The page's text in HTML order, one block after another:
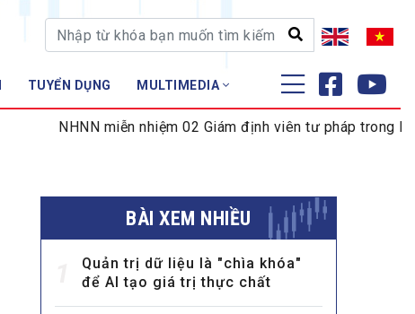
TUYỂN DỤNG MULTIMEDIA
NHNN miễn nhiệm 02 Giám định viên tư pháp trong lĩnh vực
BÀI XEM NHIỀU
Quản trị dữ liệu là "chìa khóa"
để AI tạo giá trị thực chất